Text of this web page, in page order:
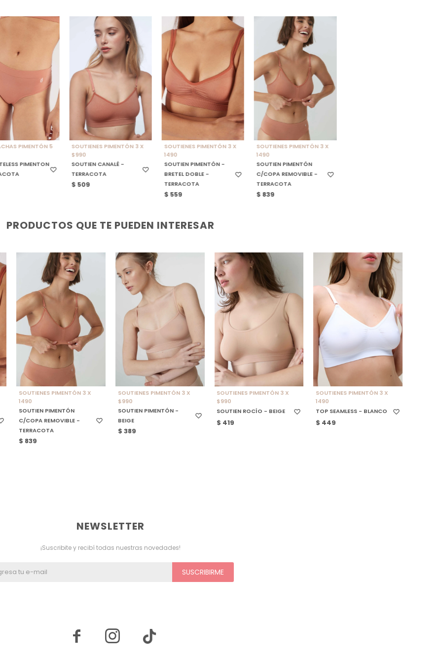
TALLE
PIMENTÓN 5
PIMENTON
SELECCIONAR TALLE
SOUTIENES PIMENTÓN 3 X
$990
SOUTIEN CANALÉ -
TERRACOTA
$ 509
SELECCIONAR TALLE
SOUTIENES PIMENTÓN 3 X
1490
SOUTIEN PIMENTÓN -
BRETEL DOBLE -
TERRACOTA
$ 559
SELECCIONAR TALLE
SOUTIENES PIMENTÓN 3 X
1490
SOUTIEN PIMENTÓN
C/COPA REMOVIBLE -
TERRACOTA
$ 839
PRODUCTOS QUE TE PUEDEN INTERESAR
SELECCIONAR TALLE
SOUTIENES PIMENTÓN 3 X
1490
SOUTIEN PIMENTÓN
C/COPA REMOVIBLE -
TERRACOTA
$ 839
SELECCIONAR TALLE
SOUTIENES PIMENTÓN 3 X
$990
SOUTIEN PIMENTÓN -
BEIGE
$ 389
SELECCIONAR TALLE
SOUTIENES PIMENTÓN 3 X
$990
SOUTIEN ROCÍO - BEIGE
$ 419
SELECCIONAR TALLE
SOUTIENES PIMENTÓN 3 X
1490
TOP SEAMLESS - BLANCO
$ 449
NEWSLETTER
¡Suscribite y recibí todas nuestras novedades!
SUSCRIBIRME
 